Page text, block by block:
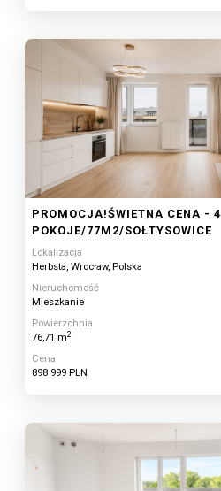
PROMOCJA!ŚWIETNA CENA - 4
POKOJE/77M2/SOŁTYSOWICE
Lokalizacja
Herbsta, Wrocław, Polska
Nieruchomość
Mieszkanie
Powierzchnia
76,71 m2
Cena
898 999 PLN